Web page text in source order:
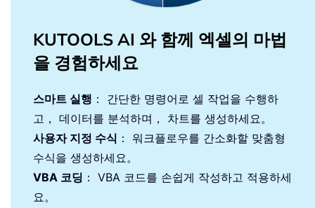
KUTOOLS AI 와 함께 엑셀의 마법
을 경험하세요
스마트 실행 ： 간단한 명령어로 셀 작업을 수행하
고， 데이터를 분석하며， 차트를 생성하세요。
사용자 지정 수식 ： 워크플로우를 간소화할 맞춤형
수식을 생성하세요。
VBA 코딩 ： VBA 코드를 손쉽게 작성하고 적용하세
요。